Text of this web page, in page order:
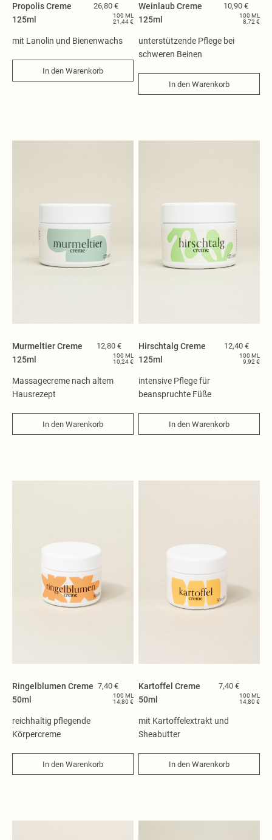
Seifenstücke
Kosmetik
Wasch- und Reinigungsmittel
Kerzen und Düfte
und mehr
Geschenkideen
Seifenschalen
Seifenspender
Propolis Creme
125ml
26,80 €
100 ML
21,44 €
mit Lanolin und Bienenwachs
In den Warenkorb
Weinlaub Creme
125ml
10,90 €
100 ML
8,72 €
unterstützende Pflege bei
schweren Beinen
In den Warenkorb
Murmeltier Creme
125ml
12,80 €
100 ML
10,24 €
Massagecreme nach altem
Hausrezept
In den Warenkorb
Hirschtalg Creme
125ml
12,40 €
100 ML
9,92 €
intensive Pflege für
beanspruchte Füße
In den Warenkorb
Ringelblumen Creme
50ml
7,40 €
100 ML
14,80 €
reichhaltig pflegende
Körpercreme
In den Warenkorb
Kartoffel Creme
50ml
7,40 €
100 ML
14,80 €
mit Kartoffelextrakt und
Sheabutter
In den Warenkorb